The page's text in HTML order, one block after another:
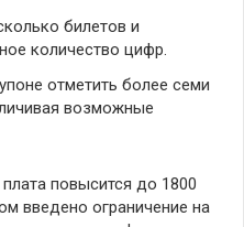
билетов и
количество цифр.
отметить более семи
возможные
повысится до 1800
введено ограничение на